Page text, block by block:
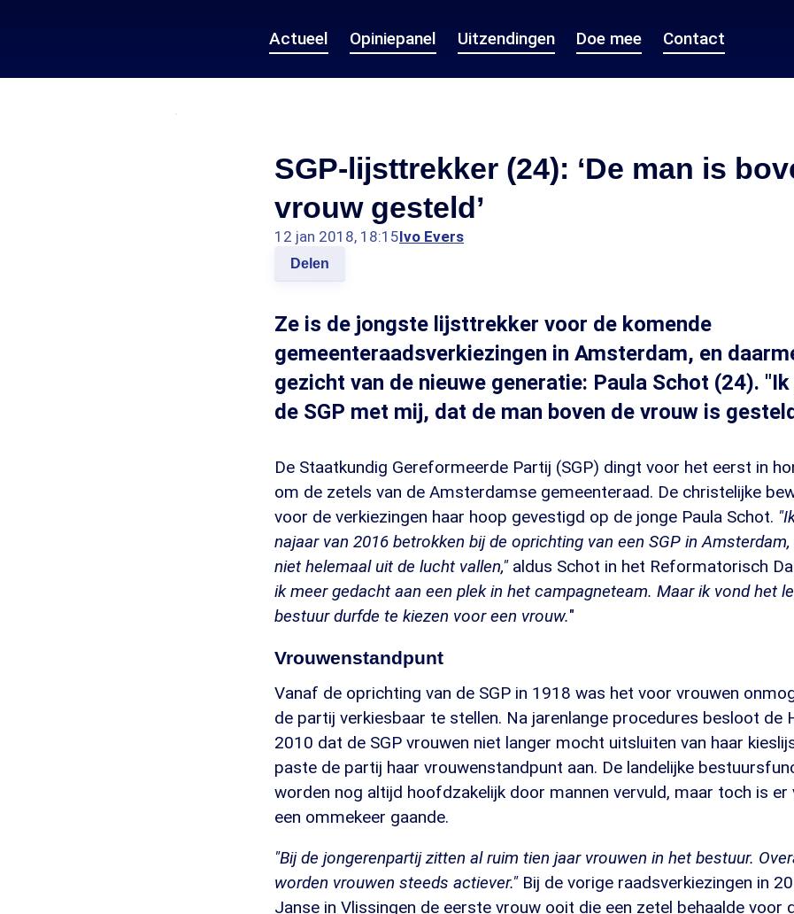
Actueel Opiniepanel Uitzendingen Doe mee Contact
SGP-lijsttrekker (24): ‘De man is
vrouw gesteld’
12 jan 2018, 18:15Ivo Evers
Delen
Ze is de jongste lijsttrekker voor de komende
gemeenteraadsverkiezingen in Amsterdam, en
gezicht van de nieuwe generatie: Paula Schot (24).
de SGP met mij, dat de man boven de vrouw is
De Staatkundig Gereformeerde Partij (SGP) dingt voor het eerst in
om de zetels van de Amsterdamse gemeenteraad. De christelijke
voor de verkiezingen haar hoop gevestigd op de jonge Paula Schot. "
najaar van 2016 betrokken bij de oprichting van een SGP in
niet helemaal uit de lucht vallen,"aldus Schot in het Reformatorisch
ik meer gedacht aan een plek in het campagneteam. Maar ik vond het
bestuur durfde te kiezen voor een vrouw."
Vrouwenstandpunt
Vanaf de oprichting van de SGP in 1918 was het voor vrouwen
de partij verkiesbaar te stellen. Na jarenlange procedures besloot de
2010 dat de SGP vrouwen niet langer mocht uitsluiten van haar
paste de partij haar vrouwenstandpunt aan. De landelijke
worden nog altijd hoofdzakelijk door mannen vervuld, maar toch is er
een ommekeer gaande.
"Bij de jongerenpartij zitten al ruim tien jaar vrouwen in het bestuur.
worden vrouwen steeds actiever." Bij de vorige raadsverkiezingen in
Janse in Vlissingen de eerste vrouw ooit die een zetel behaalde voor